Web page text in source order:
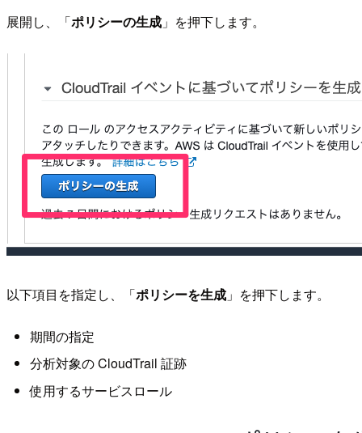
展開し、「ポリシーの生成 」を押下します。
以下項目を指定し、「ポリシーを生成 」を押下します。
期間の指定
分析対象の CloudTrail 証跡
使用するサービスロール